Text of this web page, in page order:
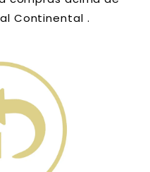
Continental .